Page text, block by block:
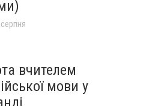
вчителем
мови у